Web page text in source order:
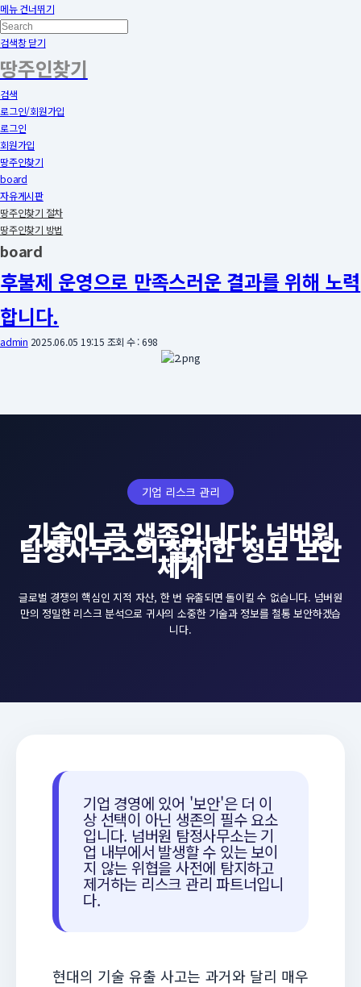
메뉴 건너뛰기
검색창 닫기
땅주인찾기
검색
로그인/회원가입
로그인
회원가입
땅주인찾기
board
자유게시판
땅주인찾기 절차
땅주인찾기 방법
board
후불제 운영으로 만족스러운 결과를 위해 노력
합니다.
admin 2025.06.05 19:15 조회 수 : 698
기업 리스크 관리
기술이 곧 생존입니다: 넘버원
탐정사무소의 철저한 정보 보안
체계
글로벌 경쟁의 핵심인 지적 자산, 한 번 유출되면 돌이킬 수 없습니다. 넘버원
만의 정밀한 리스크 분석으로 귀사의 소중한 기술과 정보를 철통 보안하겠습
니다.
기업 경영에 있어 '보안'은 더 이
상 선택이 아닌 생존의 필수 요소
입니다. 넘버원 탐정사무소는 기
업 내부에서 발생할 수 있는 보이
지 않는 위협을 사전에 탐지하고
제거하는 리스크 관리 파트너입니
다.
현대의 기술 유출 사고는 과거와 달리 매우